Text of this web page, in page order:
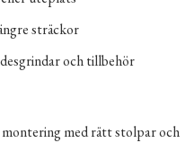
sträckor
och tillbehör
med rätt stolpar och